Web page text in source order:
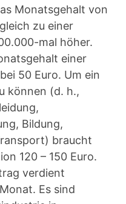
Monatsgehalt von
zu einer
mal höher.
einer
50 Euro. Um ein
können (d. h.,
Bildung,
braucht
120 – 150 Euro.
verdient
Es sind